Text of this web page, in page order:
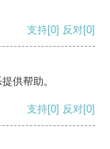
支持[0] 反对[0]
供帮助。
支持[0] 反对[0]